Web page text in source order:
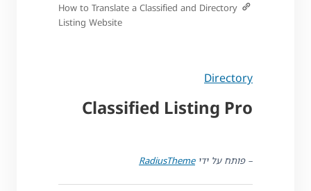
How to Translate a Classified and Directory
Listing Website
Directory
Classified Listing Pro
– פותח על ידיRadiusTheme